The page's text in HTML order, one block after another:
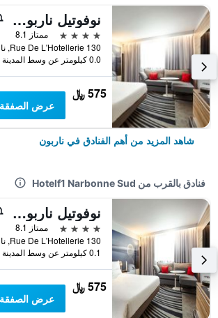
نوفوتيل ناربون سود
4 نجوم
ممتاز 8.1
0.0 كيلومتر عن وسط المدينة
575 ﷼
عرض الصفقة
شاهد المزيد من أهم الفنادق في ناربون
فنادق بالقرب من Hotelf1 Narbonne Sud
نوفوتيل ناربون سود
4 نجوم
ممتاز 8.1
0.1 كيلومتر عن وسط المدينة
575 ﷼
عرض الصفقة